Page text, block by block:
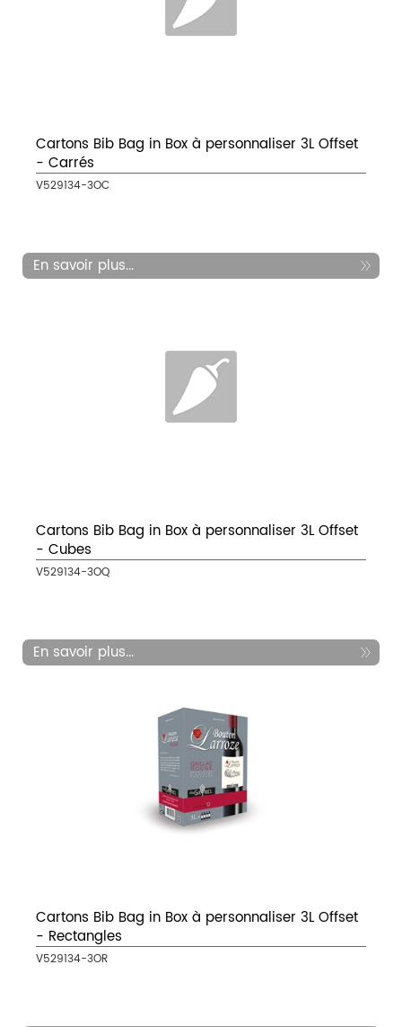
Cartons Bib Bag in Box à personnaliser 3L Offset
- Carrés
V529134-3OC
En savoir plus...
Cartons Bib Bag in Box à personnaliser 3L Offset
- Cubes
V529134-3OQ
En savoir plus...
Cartons Bib Bag in Box à personnaliser 3L Offset
- Rectangles
V529134-3OR